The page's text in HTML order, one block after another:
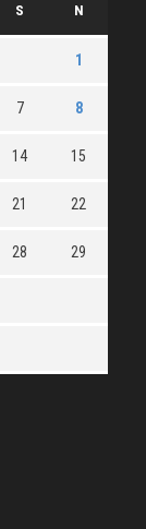
S N
1
7 8
14 15
21 22
28 29